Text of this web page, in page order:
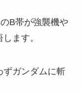
B帯が強襲機や
ます。
ずガンダムに斬